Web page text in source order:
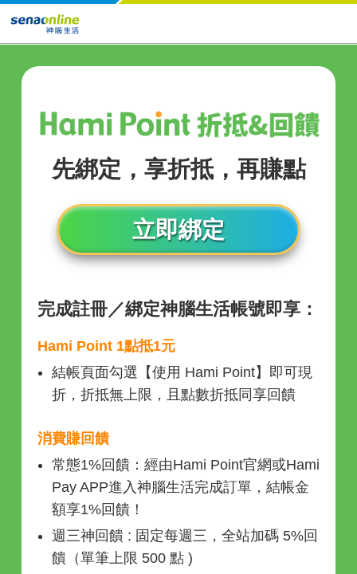
先綁定，享折抵，再賺點
立即綁定
完成註冊／綁定神腦生活帳號即享：
Hami Point 1點抵1元
結帳頁面勾選【使用 Hami Point】即可現
折，折抵無上限，且點數折抵同享回饋
消費賺回饋
常態1%回饋：經由Hami Point官網或Hami
Pay APP進入神腦生活完成訂單，結帳金
額享1%回饋！
週三神回饋 : 固定每週三，全站加碼 5%回
饋（單筆上限 500 點 )